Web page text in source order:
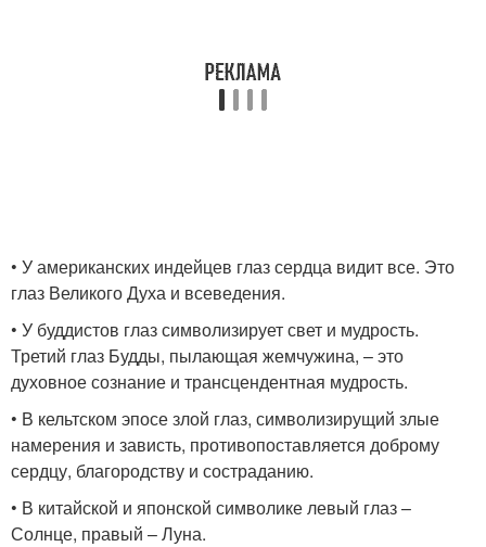
• У американских индейцев глаз сердца видит все. Это
глаз Великого Духа и всеведения.
• У буддистов глаз символизирует свет и мудрость.
Третий глаз Будды, пылающая жемчужина, – это
духовное сознание и трансцендентная мудрость.
• В кельтском эпосе злой глаз, символизирущий злые
намерения и зависть, противопоставляется доброму
сердцу, благородству и состраданию.
• В китайской и японской символике левый глаз –
Солнце, правый – Луна.